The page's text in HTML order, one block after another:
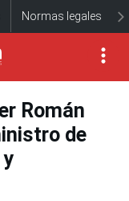
Normas legales
Román
de